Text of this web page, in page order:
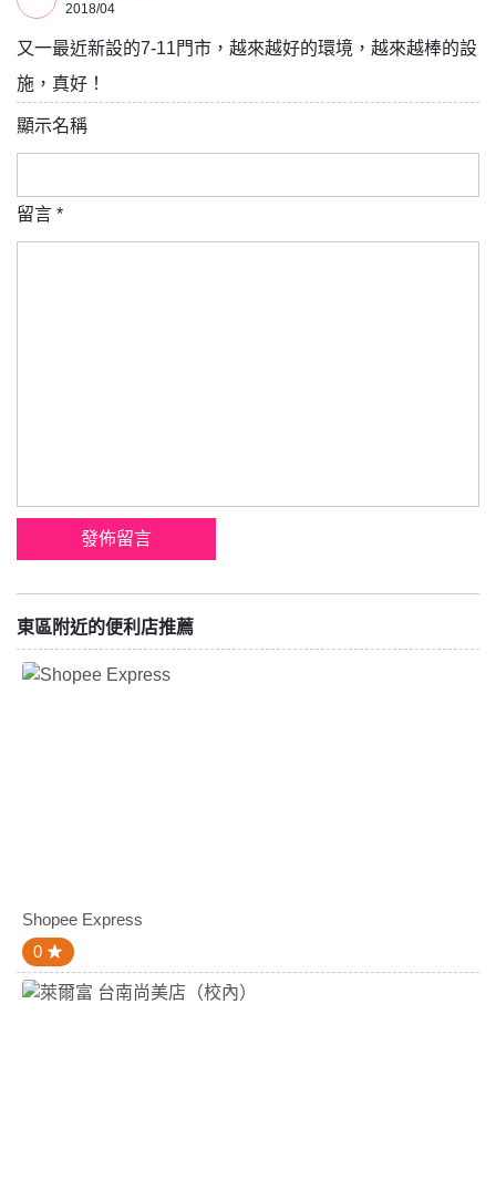
2018/04
又一最近新設的7-11門市，越來越好的環境，越來越棒的設
施，真好！
顯示名稱
留言 *
東區附近的便利店推薦
Shopee Express
0